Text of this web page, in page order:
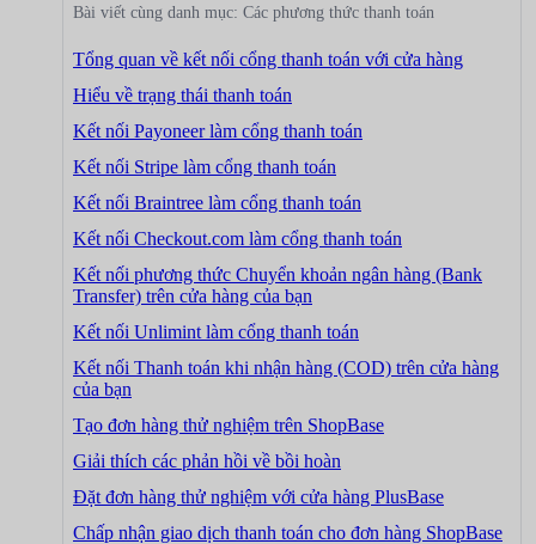
Bài viết cùng danh mục: Các phương thức thanh toán
Tổng quan về kết nối cổng thanh toán với cửa hàng
Hiểu về trạng thái thanh toán
Kết nối Payoneer làm cổng thanh toán
Kết nối Stripe làm cổng thanh toán
Kết nối Braintree làm cổng thanh toán
Kết nối Checkout.com làm cổng thanh toán
Kết nối phương thức Chuyển khoản ngân hàng (Bank
Transfer) trên cửa hàng của bạn
Kết nối Unlimint làm cổng thanh toán
Kết nối Thanh toán khi nhận hàng (COD) trên cửa hàng
của bạn
Tạo đơn hàng thử nghiệm trên ShopBase
Giải thích các phản hồi về bồi hoàn
Đặt đơn hàng thử nghiệm với cửa hàng PlusBase
Chấp nhận giao dịch thanh toán cho đơn hàng ShopBase